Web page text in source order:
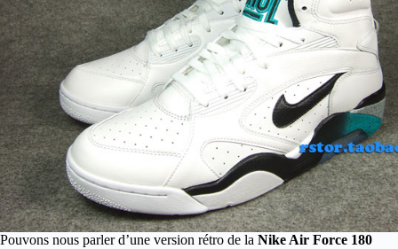
Pouvons nous parler d’une version rétro de la Nike Air Force 180